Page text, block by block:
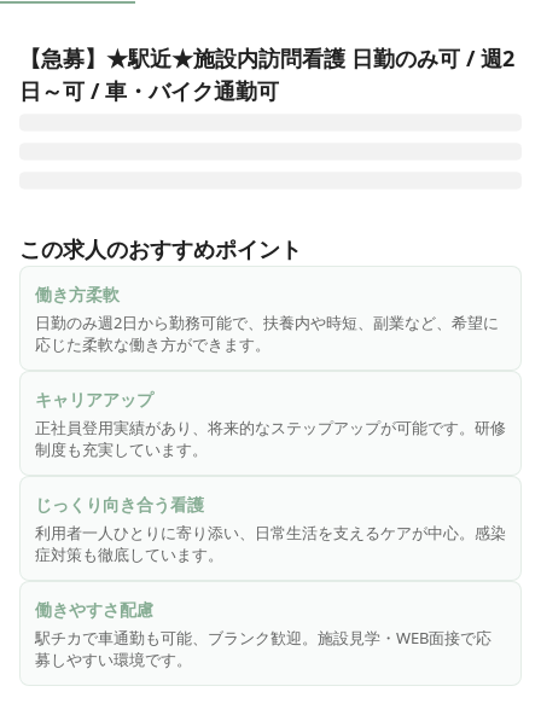
【急募】★駅近★施設内訪問看護 日勤のみ可 / 週2
日～可 / 車・バイク通勤可
のため、看護師を積極募集中！臨床経験を介護の現場で活か
し活躍できます。
≪「イリーゼ」の看護師の特長≫
★感染症対策(スタンダードプリコーション)や予防接種も実施
中です。
★一人一人とじっくり向き合うことができるので、その方に
合わせて最適な医療ケアを行うことができます。
ケガや病気の『治療』がメインになる病院とは違い、介護施
設では日常生活を送るために必要なケアとしての看護業務に
なります。
★扶養内、時短、平日限定等、働き方のご希望があればご相
談に応じます！
また、頑張りはしっかりと評価しています。
正社員登用の実績もあるので、ご家庭の事情等で今は正社員
この求人のおすすめポイント
働き方柔軟
日勤のみ週2日から勤務可能で、扶養内や時短、副業など、希望に
応じた柔軟な働き方ができます。
キャリアアップ
正社員登用実績があり、将来的なステップアップが可能です。研修
制度も充実しています。
じっくり向き合う看護
利用者一人ひとりに寄り添い、日常生活を支えるケアが中心。感染
症対策も徹底しています。
働きやすさ配慮
駅チカで車通勤も可能、ブランク歓迎。施設見学・WEB面接で応
募しやすい環境です。